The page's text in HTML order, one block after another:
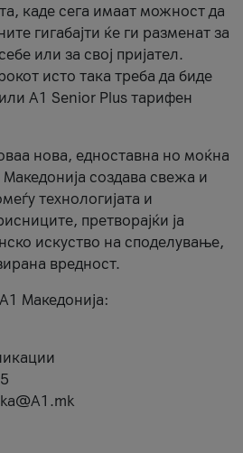
каде сега имаат можност да
гигабајти ќе ги разменат за
или за свој пријател.
исто така треба да биде
A1 Senior Plus тарифен
нова, едноставна но моќна
создава свежа и
технологијата и
претворајќи ја
искуство на споделување,
вредност.
Македонија: